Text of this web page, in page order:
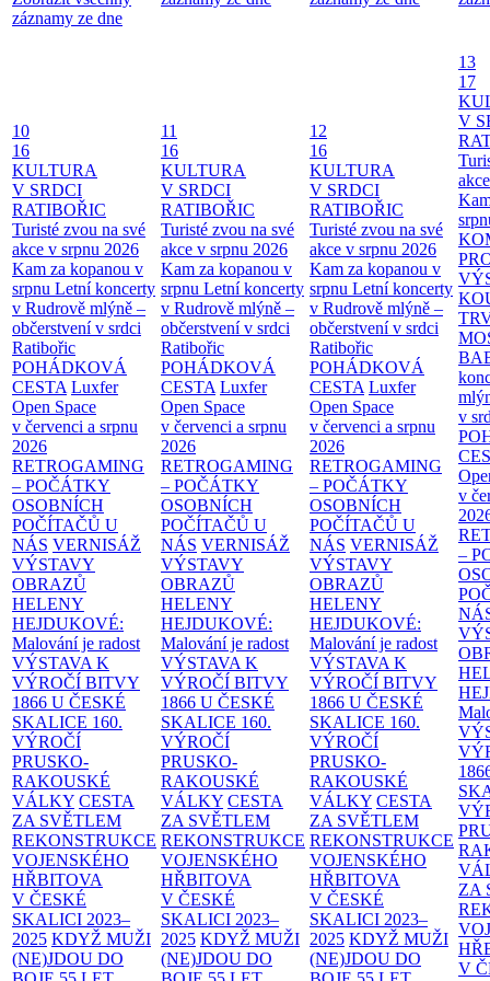
záznamy ze dne
10
16
KULTURA
V SRDCI
RATIBOŘIC
Turisté zvou na své
akce v srpnu 2026
Kam za kopanou v
srpnu Letní koncerty
v Rudrově mlýně –
občerstvení v srdci
Ratibořic
POHÁDKOVÁ
CESTA Luxfer
Open Space
v červenci a srpnu
2026
RETROGAMING
– POČÁTKY
OSOBNÍCH
POČÍTAČŮ U
NÁS VERNISÁŽ
VÝSTAVY
OBRAZŮ
HELENY
HEJDUKOVÉ:
Malování je radost
VÝSTAVA K
VÝROČÍ BITVY
1866 U ČESKÉ
SKALICE 160.
VÝROČÍ
PRUSKO-
RAKOUSKÉ
VÁLKY CESTA
ZA SVĚTLEM
REKONSTRUKCE
VOJENSKÉHO
HŘBITOVA
V ČESKÉ
SKALICI 2023–
2025 KDYŽ MUŽI
(NE)JDOU DO
11
16
KULTURA
V SRDCI
RATIBOŘIC
Turisté zvou na své
akce v srpnu 2026
Kam za kopanou v
srpnu Letní koncerty
v Rudrově mlýně –
občerstvení v srdci
Ratibořic
POHÁDKOVÁ
CESTA Luxfer
Open Space
v červenci a srpnu
2026
RETROGAMING
– POČÁTKY
OSOBNÍCH
POČÍTAČŮ U
NÁS VERNISÁŽ
VÝSTAVY
OBRAZŮ
HELENY
HEJDUKOVÉ:
Malování je radost
VÝSTAVA K
VÝROČÍ BITVY
1866 U ČESKÉ
SKALICE 160.
VÝROČÍ
PRUSKO-
RAKOUSKÉ
VÁLKY CESTA
ZA SVĚTLEM
REKONSTRUKCE
VOJENSKÉHO
HŘBITOVA
V ČESKÉ
SKALICI 2023–
2025 KDYŽ MUŽI
(NE)JDOU DO
12
16
KULTURA
V SRDCI
RATIBOŘIC
Turisté zvou na své
akce v srpnu 2026
Kam za kopanou v
srpnu Letní koncerty
v Rudrově mlýně –
občerstvení v srdci
Ratibořic
POHÁDKOVÁ
CESTA Luxfer
Open Space
v červenci a srpnu
2026
RETROGAMING
– POČÁTKY
OSOBNÍCH
POČÍTAČŮ U
NÁS VERNISÁŽ
VÝSTAVY
OBRAZŮ
HELENY
HEJDUKOVÉ:
Malování je radost
VÝSTAVA K
VÝROČÍ BITVY
1866 U ČESKÉ
SKALICE 160.
VÝROČÍ
PRUSKO-
RAKOUSKÉ
VÁLKY CESTA
ZA SVĚTLEM
REKONSTRUKCE
VOJENSKÉHO
HŘBITOVA
V ČESKÉ
SKALICI 2023–
2025 KDYŽ MUŽI
(NE)JDOU DO
13
17
V
v
v
–
ZA
V